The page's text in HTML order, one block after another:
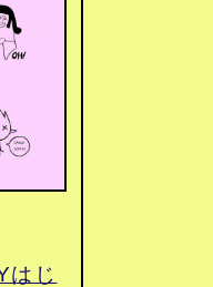
はじ